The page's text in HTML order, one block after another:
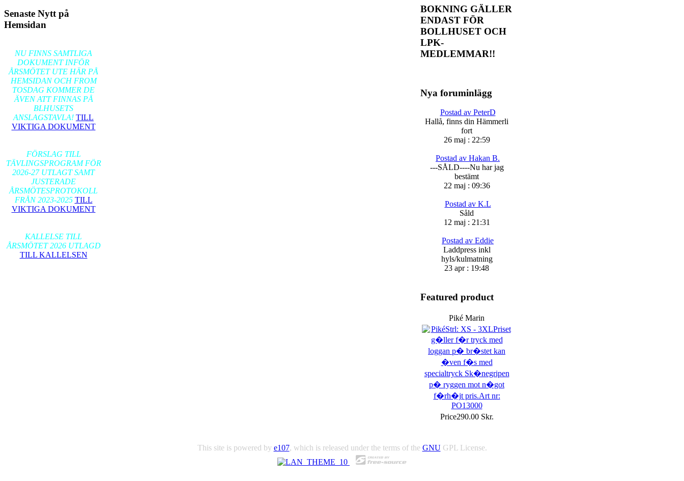
Senaste Nytt på
Hemsidan
NU FINNS SAMTLIGA
DOKUMENT INFÖR
ÅRSMÖTET UTE HÄR PÅ
HEMSIDAN OCH FROM
TOSDAG KOMMER DE
ÄVEN ATT FINNAS PÅ
BLHUSETS
ANSLAGSTAVLA! TILL
VIKTIGA DOKUMENT
FÖRSLAG TILL
TÄVLINGSPROGRAM FÖR
2026-27 UTLAGT SAMT
JUSTERADE
ÅRSMÖTESPROTOKOLL
FRÅN 2023-2025 TILL
VIKTIGA DOKUMENT
KALLELSE TILL
ÅRSMÖTET 2026 UTLAGD
TILL KALLELSEN
BOKNING GÄLLER
ENDAST FÖR
BOLLHUSET OCH
LPK-
MEDLEMMAR!!
Nya foruminlägg
Postad av PeterD
Hallå, finns din Hämmerli
fort
26 maj : 22:59
Postad av Hakan B.
---SÅLD----Nu har jag
bestämt
22 maj : 09:36
Postad av K.L
Såld
12 maj : 21:31
Postad av Eddie
Laddpress inkl
hyls/kulmatning
23 apr : 19:48
Featured product
Piké Marin
Price290.00 Skr.
This site is powered by e107, which is released under the terms of the GNUGPL License.